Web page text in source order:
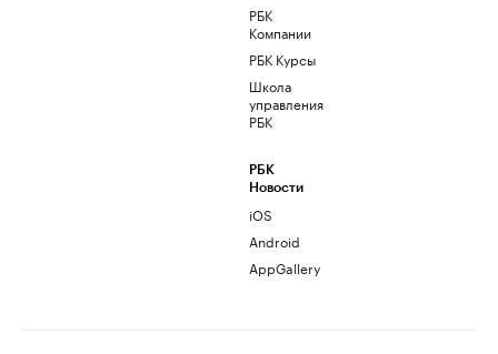
РБК
Компании
РБК Курсы
Школа
управления
РБК
РБК
Новости
iOS
Android
AppGallery